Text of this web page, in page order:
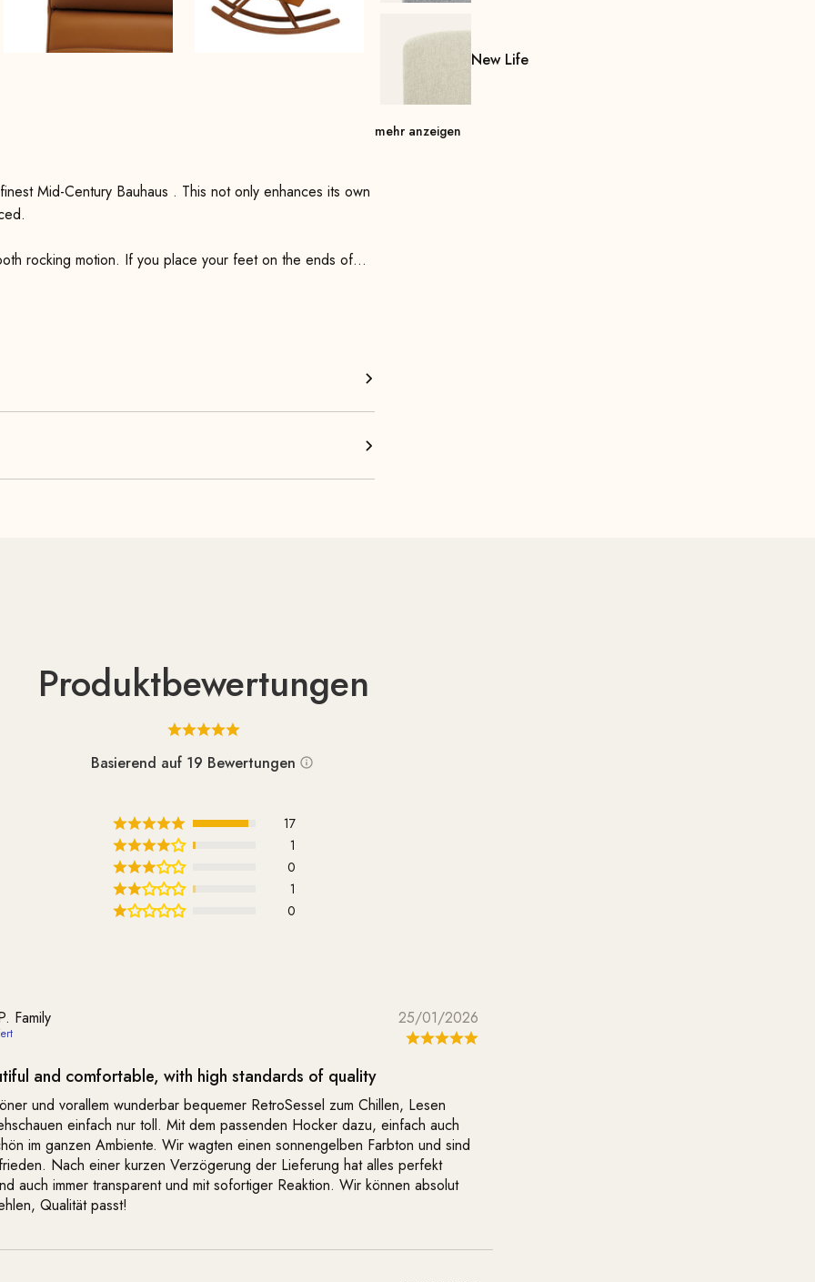
rocking motion. If you place your feet on the ends of
intensive process—provide a visually appealing
New Life
mehr anzeigen
Produktbewertungen
Basierend auf 19 Bewertungen
17
1
0
1
0
25/01/2026
Family
and comfortable, with high standards of quality
und vorallem wunderbar bequemer RetroSessel zum Chillen, Lesen
einfach nur toll. Mit dem passenden Hocker dazu, einfach auch
im ganzen Ambiente. Wir wagten einen sonnengelben Farbton und sind
Nach einer kurzen Verzögerung der Lieferung hat alles perfekt
auch immer transparent und mit sofortiger Reaktion. Wir können absolut
Qualität passt!